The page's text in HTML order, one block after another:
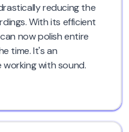
reducing the
With its efficient
now polish entire
time. It's an
with sound.